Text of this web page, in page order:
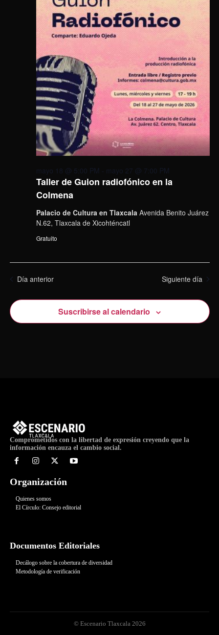
Taller de Guion radiofónico en la
Colmena
mayo 18 @ 5:00 PM - mayo 27 @ 7:00 PM
Palacio de Cultura en Tlaxcala Avenida Benito Juárez
N.62, Tlaxcala de Xicohténcatl
Gratuito
Día anterior Siguiente día
Suscribirse al calendario
Comprometidos con la libertad de expresión creyendo que la
información encauza el cambio social.
Organización
Quienes somos
El Círculo: Consejo editorial
Documentos Editoriales
Decálogo sobre la cobertura de diversidad
Metodología de verificación
© Escenario Tlaxcala 2026